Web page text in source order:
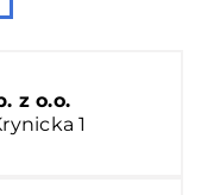
z o.o.
1